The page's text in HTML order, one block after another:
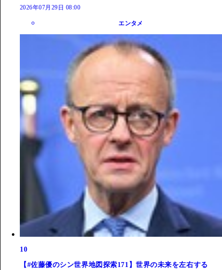
2026年07月29日 08:00
エンタメ
10
【#佐藤優のシン世界地図探索171】世界の未来を左右する